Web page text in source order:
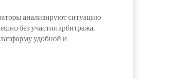
анализируют ситуацию
без участия арбитража.
удобной и